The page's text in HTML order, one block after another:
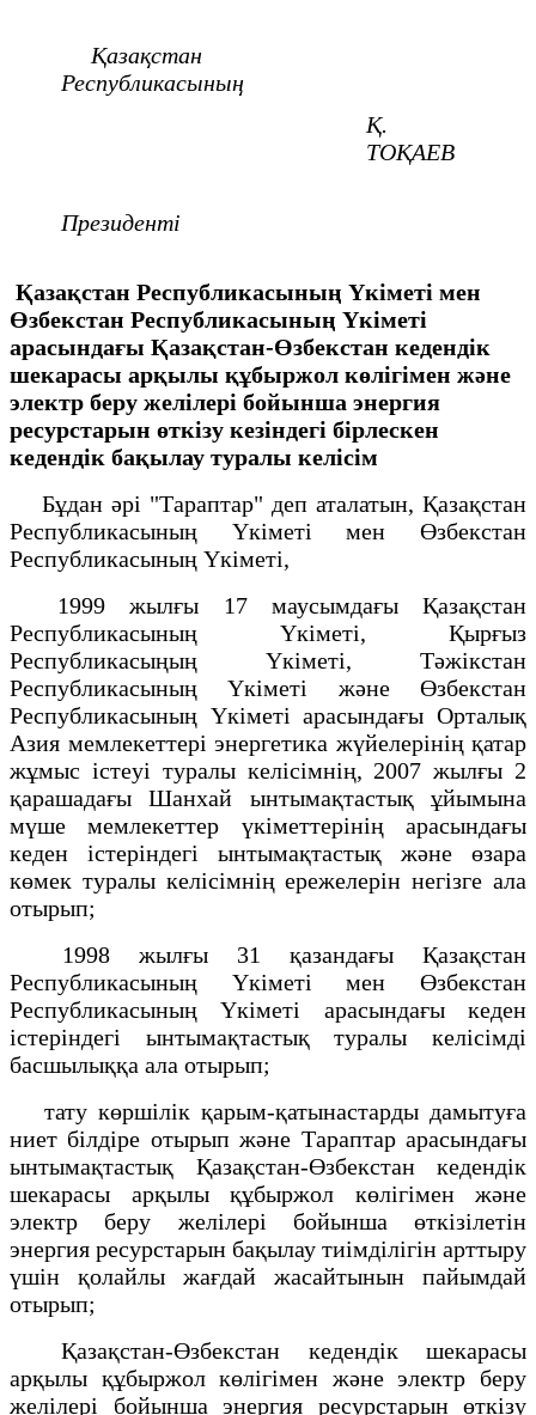
Қазақстан
Республикасының
Президенті
Қ.
ТОҚАЕВ
Қазақстан Республикасының Үкіметі мен
Өзбекстан Республикасының Үкіметі
арасындағы Қазақстан-Өзбекстан кедендік
шекарасы арқылы құбыржол көлігімен және
электр беру желілері бойынша энергия
ресурстарын өткізу кезіндегі бірлескен
кедендік бақылау туралы келісім
Бұдан әрі "Тараптар" деп аталатын, Қазақстан
Республикасының Үкіметі мен Өзбекстан
Республикасының Үкіметі,
1999 жылғы 17 маусымдағы Қазақстан
Республикасының Үкіметі, Қырғыз
Республикасыңың Үкіметі, Тәжікстан
Республикасының Үкіметі және Өзбекстан
Республикасының Үкіметі арасындағы Орталық
Азия мемлекеттері энергетика жүйелерінің қатар
жұмыс істеуі туралы келісімнің, 2007 жылғы 2
қарашадағы Шанхай ынтымақтастық ұйымына
мүше мемлекеттер үкіметтерінің арасындағы
кеден істеріндегі ынтымақтастық және өзара
көмек туралы келісімнің ережелерін негізге ала
отырып;
1998 жылғы 31 қазандағы Қазақстан
Республикасының Үкіметі мен Өзбекстан
Республикасының Үкіметі арасындағы кеден
істеріндегі ынтымақтастық туралы келісімді
басшылыққа ала отырып;
тату көршілік қарым-қатынастарды дамытуға
ниет білдіре отырып және Тараптар арасындағы
ынтымақтастық Қазақстан-Өзбекстан кедендік
шекарасы арқылы құбыржол көлігімен және
электр беру желілері бойынша өткізілетін
энергия ресурстарын бақылау тиімділігін арттыру
үшін қолайлы жағдай жасайтынын пайымдай
отырып;
Қазақстан-Өзбекстан кедендік шекарасы
арқылы құбыржол көлігімен және электр беру
желілері бойынша энергия ресурстарын өткізу